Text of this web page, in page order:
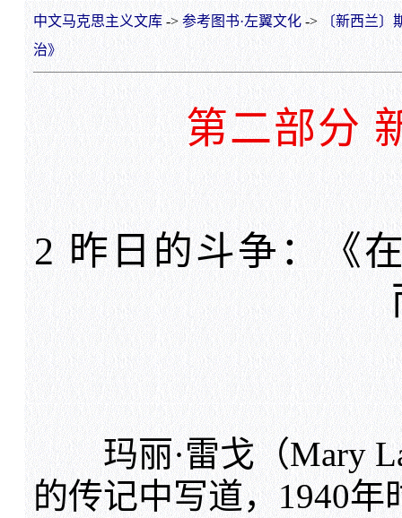
中文马克思主义文库-> 参考图书·左翼文化->
〔新西兰
治》
第二部分
2 昨日的斗争：《
玛丽·雷戈（Mary
的传记中写道，1940年